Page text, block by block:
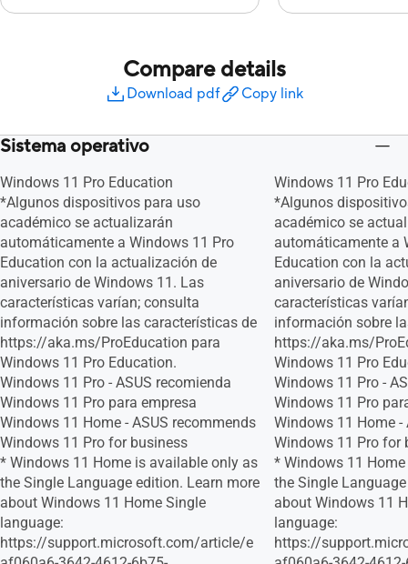
Compare details
Download pdf Copy link
Sistema operativo
Windows 11 Pro Education
*Algunos dispositivos para uso
académico se actualizarán
automáticamente a Windows 11 Pro
Education con la actualización de
aniversario de Windows 11. Las
características varían; consulta
información sobre las características de
https://aka.ms/ProEducation para
Windows 11 Pro Education.
Windows 11 Pro - ASUS recomienda
Windows 11 Pro para empresa
Windows 11 Home - ASUS recommends
Windows 11 Pro for business
* Windows 11 Home is available only as
the Single Language edition. Learn more
about Windows 11 Home Single
language:
https://support.microsoft.com/article/e
Windows 11 Pro
*Algunos
académico se
automáticamente a
Education con la
aniversario de
características
información sobre
https://aka.ms/
Windows 11 Pro
Windows 11 Pro -
Windows 11 Pro
Windows 11 Home -
Windows 11 Pro for
* Windows 11
the Single
about Windows 11
language:
https://